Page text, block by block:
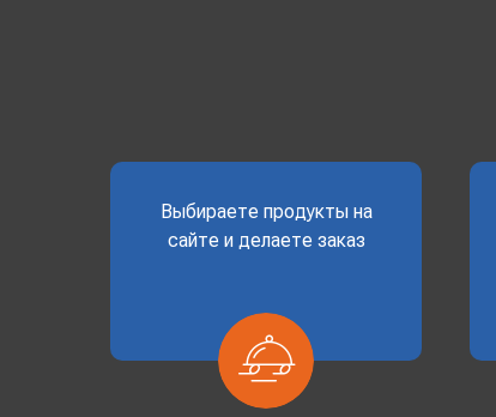
Выбираете продукты на
сайте и делаете заказ